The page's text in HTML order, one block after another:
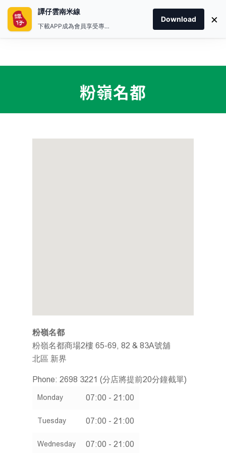
粉嶺名都
粉嶺名都
粉嶺名都商場2樓 65-69, 82 & 83A號舖
北區 新界
Phone: 2698 3221 (分店將提前20分鐘截單)
Monday 07:00 - 21:00
Tuesday 07:00 - 21:00
Wednesday 07:00 - 21:00
搜尋分店
繁體
ENG
譚仔雲南米線
下載APP成為會員享受專屬禮遇
Download ×